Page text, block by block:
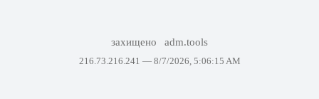
захищено adm.tools
216.73.216.241 — 8/7/2026, 5:06:15 AM